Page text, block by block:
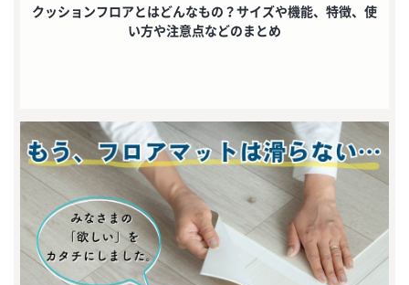
クッションフロアとはどんなもの？サイズや機能、特徴、使
い方や注意点などのまとめ